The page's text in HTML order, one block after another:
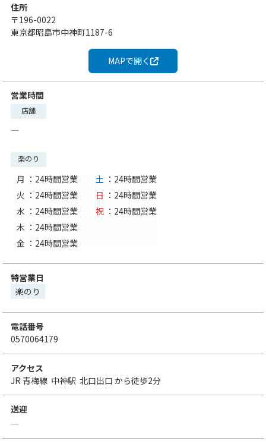
住所
〒196-0022
東京都昭島市中神町1187-6
MAPで開く
営業時間
店舗
―
楽のり
月 ：24時間営業
火 ：24時間営業
水 ：24時間営業
木 ：24時間営業
金 ：24時間営業
土 ：24時間営業
日 ：24時間営業
祝 ：24時間営業
特営業日
楽のり
電話番号
0570064179
アクセス
JR 青梅線 中神駅 北口出口 から徒歩2分
送迎
―